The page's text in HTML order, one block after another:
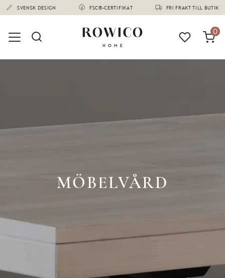
SVENSK DESIGN FSC®-CERTIFIKAT FRI FRAKT TILL BUTIK
(1673)
0
MÖBELVÅRD